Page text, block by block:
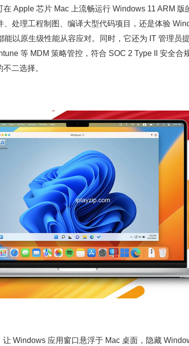
Apple 芯片 Mac 上流畅运行 Windows 11 ARM 版
、处理工程制图、编译大型代码项目，还是体验
能以原生级性能从容应对。同时，它还为 IT 管理员
等 MDM 策略管控，符合 SOC 2 Type II 安全合
二选择。
Windows 应用窗口悬浮于 Mac 桌面，隐藏